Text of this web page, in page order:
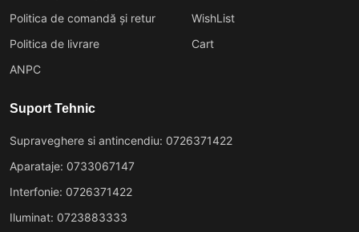
Politica de comandă și retur
Politica de livrare
ANPC
WishList
Cart
Suport Tehnic
Supraveghere si antincendiu: 0726371422
Aparataje: 0733067147
Interfonie: 0726371422
Iluminat: 0723883333